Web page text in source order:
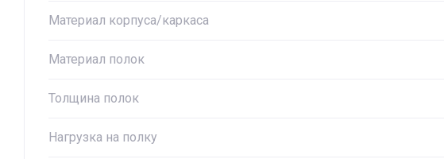
Материал корпуса/каркаса
Материал полок
Толщина полок
Нагрузка на полку